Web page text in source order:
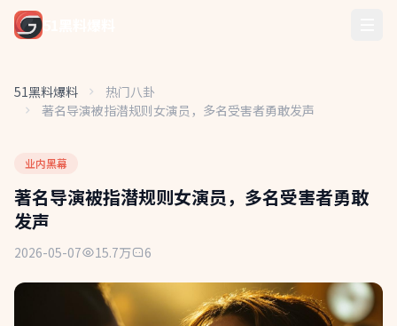
51黑料爆料
热门八卦
著名导演被指潜规则女演员，多名受害者勇敢发声
业内黑幕
著名导演被指潜规则女演员，多名受害者勇敢
发声
2026-05-07 15.7万 6